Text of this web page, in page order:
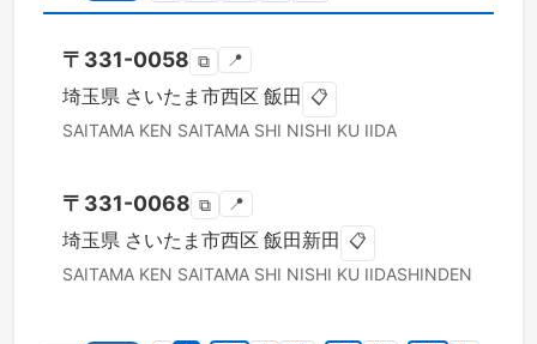
〒 331-0058 ⧉ 📍
埼玉県 さいたま市西区 飯田 📋
SAITAMA KEN SAITAMA SHI NISHI KU IIDA
〒 331-0068 ⧉ 📍
埼玉県 さいたま市西区 飯田新田 📋
SAITAMA KEN SAITAMA SHI NISHI KU IIDASHINDEN